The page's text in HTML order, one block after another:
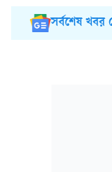
সর্বশেষ